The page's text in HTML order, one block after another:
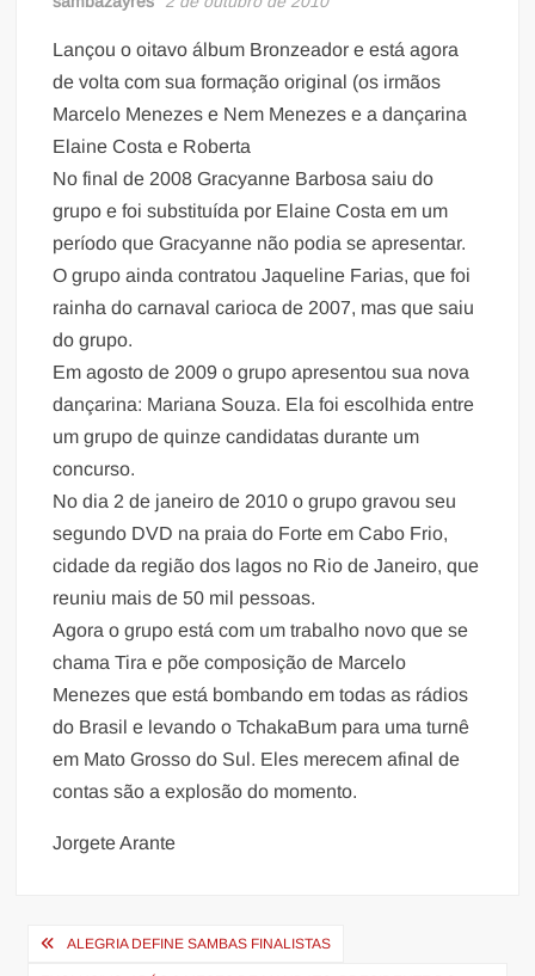
Lançou o oitavo álbum Bronzeador e está agora
de volta com sua formação original (os irmãos
Marcelo Menezes e Nem Menezes e a dançarina
Elaine Costa e Roberta
No final de 2008 Gracyanne Barbosa saiu do
grupo e foi substituída por Elaine Costa em um
período que Gracyanne não podia se apresentar.
O grupo ainda contratou Jaqueline Farias, que foi
rainha do carnaval carioca de 2007, mas que saiu
do grupo.
Em agosto de 2009 o grupo apresentou sua nova
dançarina: Mariana Souza. Ela foi escolhida entre
um grupo de quinze candidatas durante um
concurso.
No dia 2 de janeiro de 2010 o grupo gravou seu
segundo DVD na praia do Forte em Cabo Frio,
cidade da região dos lagos no Rio de Janeiro, que
reuniu mais de 50 mil pessoas.
Agora o grupo está com um trabalho novo que se
chama Tira e põe composição de Marcelo
Menezes que está bombando em todas as rádios
do Brasil e levando o TchakaBum para uma turnê
em Mato Grosso do Sul. Eles merecem afinal de
contas são a explosão do momento.
Jorgete Arante
Navegação
ALEGRIA DEFINE SAMBAS FINALISTAS